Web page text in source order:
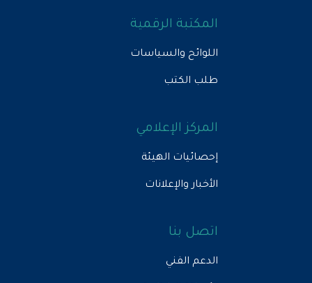
المكتبة الرقمية
اللوائح والسياسات
طلب الكتب
المركز الإعلامي
إحصائيات الهيئة
الأخبار والإعلانات
اتصل بنا
الدعم الفني